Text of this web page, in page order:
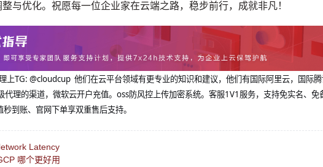
与优化。祝愿每一位企业家在云端之路，稳步前行，成就非凡！
上TG: @cloudcup 他们在云平台领域有更专业的知识和建议，他们有国际阿里云，国际
理的渠道，微软云开户充值。oss防风控上传加密系统。客服1V1服务，支持免实名、免
到账、官网下单享双重售后支持。
Latency
哪个更好用